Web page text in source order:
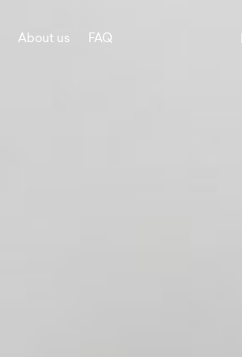
About us FAQ